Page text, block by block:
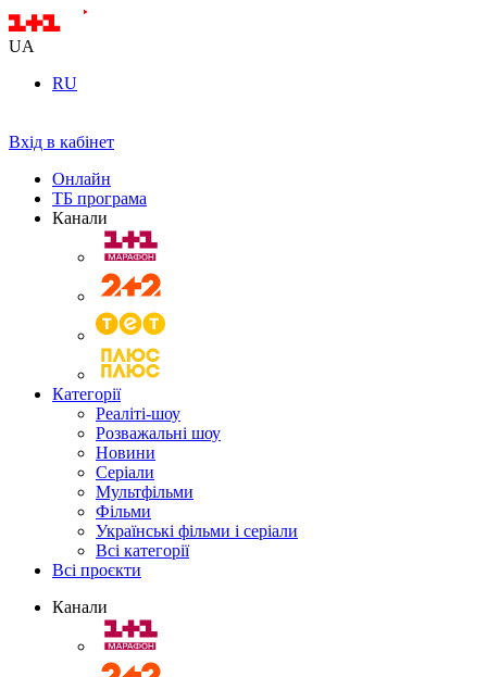
UA
RU
Вхід в кабінет
Онлайн
ТБ програма
Канали
Категорії
Реаліті-шоу
Розважальні шоу
Новини
Серіали
Мультфільми
Фільми
Українські фільми і серіали
Всі категорії
Всі проєкти
Канали